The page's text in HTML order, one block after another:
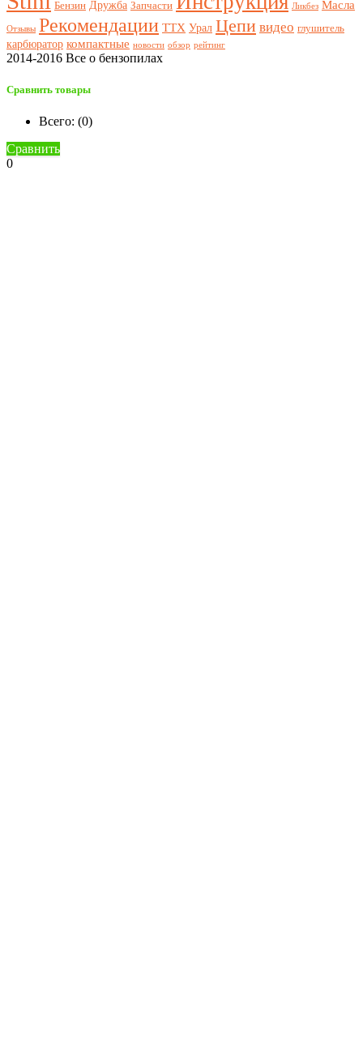
Бензин Дружба Запчасти Ликбез Масла
Отзывы Рекомендации ТТХ Урал Цепи видео глушитель
карбюратор компактные новости обзор рейтинг
2014-2016 Все о бензопилах
Сравнить товары
Всего: (0)
Сравнить
0